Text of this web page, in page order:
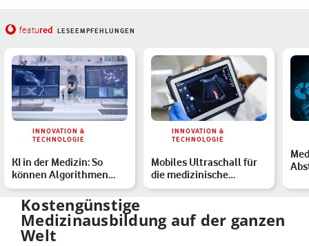
featured LESEEMPFEHLUNGEN
INNOVATION &
TECHNOLOGIE
KI in der Medizin: So
können Algorithmen
Leben retten
INNOVATION &
TECHNOLOGIE
Mobiles Ultraschall für
die medizinische
Versorgung: Vodafone
Kostengünstige
Medizinausbildung auf der ganzen
Welt